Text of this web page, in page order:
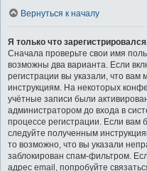
Вернуться к началу
Я только что
Сначала проверьте свои имя
возможны два варианта. Если
регистрации вы указали, что
инструкциям. На некоторых
учётные записи были
администратором до входа в
процессе регистрации. Если
следуйте полученным
то возможно, что вы указали
заблокирован спам-фильтром.
адрес email, попробуйте